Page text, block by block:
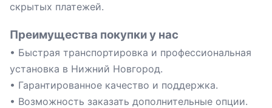
скрытых платежей.
Преимущества покупки у нас
• Быстрая транспортировка и профессиональная
установка в Нижний Новгород.
• Гарантированное качество и поддержка.
• Возможность заказать дополнительные опции.